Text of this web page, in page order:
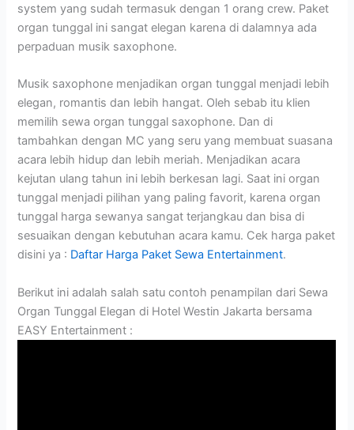
system yang sudah termasuk dengan 1 orang crew. Paket
organ tunggal ini sangat elegan karena di dalamnya ada
perpaduan musik saxophone.
Musik saxophone menjadikan organ tunggal menjadi lebih
elegan, romantis dan lebih hangat. Oleh sebab itu klien
memilih sewa organ tunggal saxophone. Dan di
tambahkan dengan MC yang seru yang membuat suasana
acara lebih hidup dan lebih meriah. Menjadikan acara
kejutan ulang tahun ini lebih berkesan lagi. Saat ini organ
tunggal menjadi pilihan yang paling favorit, karena organ
tunggal harga sewanya sangat terjangkau dan bisa di
sesuaikan dengan kebutuhan acara kamu. Cek harga paket
disini ya : Daftar Harga Paket Sewa Entertainment.
Berikut ini adalah salah satu contoh penampilan dari Sewa
Organ Tunggal Elegan di Hotel Westin Jakarta bersama
EASY Entertainment :